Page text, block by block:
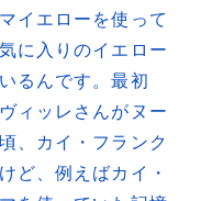
イエローを使って
に入りのイエロー
るんです。最初
ィッレさんがヌー
、カイ・フランク
ど、例えばカイ・